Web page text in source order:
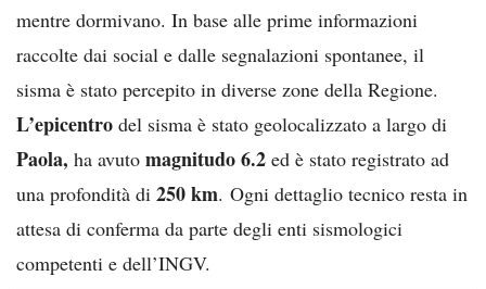
mentre dormivano. In base alle prime informazioni
raccolte dai social e dalle segnalazioni spontanee, il
sisma è stato percepito in diverse zone della Regione.
L’epicentro del sisma è stato geolocalizzato a largo di
Paola, ha avuto magnitudo 6.2 ed è stato registrato ad
una profondità di 250 km. Ogni dettaglio tecnico resta in
attesa di conferma da parte degli enti sismologici
competenti e dell’INGV.